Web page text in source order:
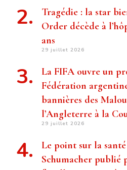
Tragédie : la star
Order décède à
ans
29 juillet 2026
La FIFA ouvre un
Fédération
bannières des
l’Angleterre à la
29 juillet 2026
Le point sur la
Schumacher publié